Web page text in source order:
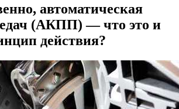
автоматическая
(АКПП) — что это и
действия?